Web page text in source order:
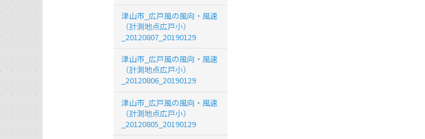
津山市_広戸風の風向・風速
（計測地点広戸小）
_20120807_20190129
津山市_広戸風の風向・風速
（計測地点広戸小）
_20120806_20190129
津山市_広戸風の風向・風速
（計測地点広戸小）
_20120805_20190129